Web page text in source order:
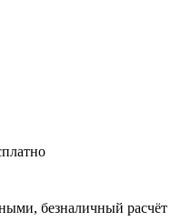
безналичный расчёт